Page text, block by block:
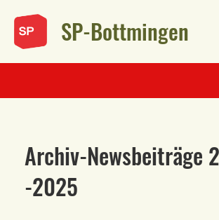
SP-Bottmingen
Archiv-Newsbeiträge
-2025